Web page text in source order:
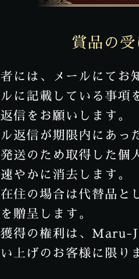
賞品の
には、メールにてお
ルに記載している事項
信をお願いします。
ル返信が期限内にあっ
送のため取得した個
やかに消去します。
住の場合は代替品
贈呈します。
得の権利は、Maru-
上げのお客様に限り